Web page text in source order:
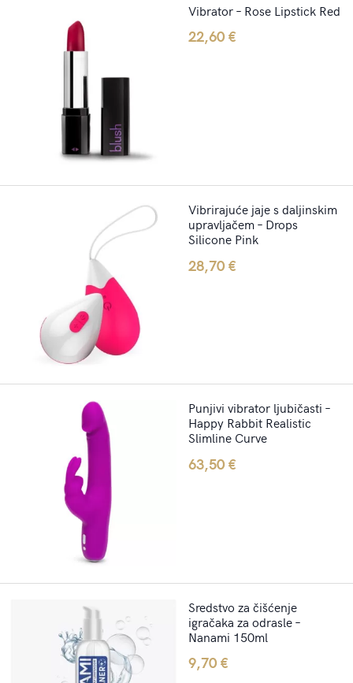
Vibrator – Rose Lipstick Red
22,60€
Vibrirajuće jaje s daljinskim
upravljačem – Drops
Silicone Pink
28,70€
Punjivi vibrator ljubičasti –
Happy Rabbit Realistic
Slimline Curve
63,50€
Sredstvo za čišćenje
igračaka za odrasle –
Nanami 150ml
9,70€